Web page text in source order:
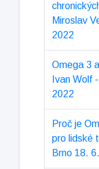
Miroslav
2022
Omega 3
Ivan Wolf
2022
Proč je
pro lidské
Brno 18.